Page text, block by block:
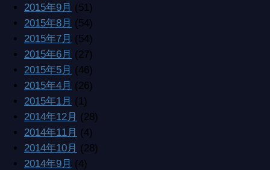
2015年9月 (51)
2015年8月 (54)
2015年7月 (54)
2015年6月 (27)
2015年5月 (46)
2015年4月 (26)
2015年1月 (1)
2014年12月 (28)
2014年11月 (4)
2014年10月 (28)
2014年9月 (4)